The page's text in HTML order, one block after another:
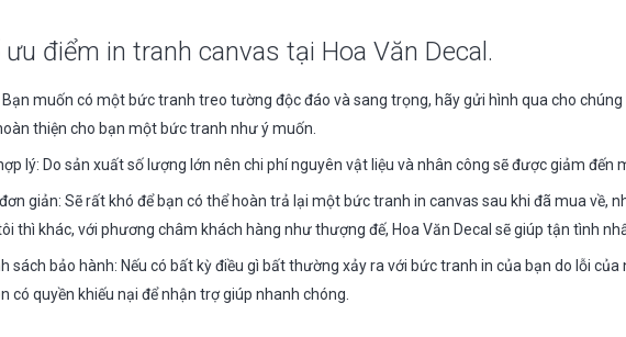
điểm in tranh canvas tại Hoa Văn Decal.
Bạn muốn có một bức tranh treo tường độc đáo và sang trọng, hãy gửi hình qua cho
thiện cho bạn một bức tranh như ý muốn.
lý: Do sản xuất số lượng lớn nên chi phí nguyên vật liệu và nhân công sẽ được giảm đến
giản: Sẽ rất khó để bạn có thể hoàn trả lại một bức tranh in canvas sau khi đã mua về,
thì khác, với phương châm khách hàng như thượng đế, Hoa Văn Decal sẽ giúp tận tình
sách bảo hành: Nếu có bất kỳ điều gì bất thường xảy ra với bức tranh in của bạn do lỗi của
có quyền khiếu nại để nhận trợ giúp nhanh chóng.